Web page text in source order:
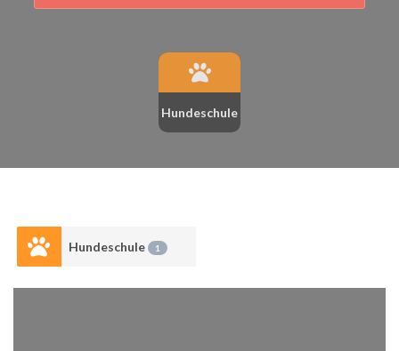
Hundeschule
Hundeschule 1